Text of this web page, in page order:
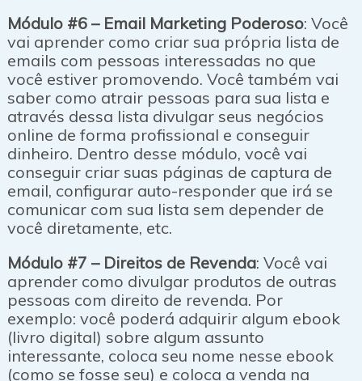
Módulo #6 – Email Marketing Poderoso: Você
vai aprender como criar sua própria lista de
emails com pessoas interessadas no que
você estiver promovendo. Você também vai
saber como atrair pessoas para sua lista e
através dessa lista divulgar seus negócios
online de forma profissional e conseguir
dinheiro. Dentro desse módulo, você vai
conseguir criar suas páginas de captura de
email, configurar auto-responder que irá se
comunicar com sua lista sem depender de
você diretamente, etc.
Módulo #7 – Direitos de Revenda: Você vai
aprender como divulgar produtos de outras
pessoas com direito de revenda. Por
exemplo: você poderá adquirir algum ebook
(livro digital) sobre algum assunto
interessante, coloca seu nome nesse ebook
(como se fosse seu) e coloca a venda na